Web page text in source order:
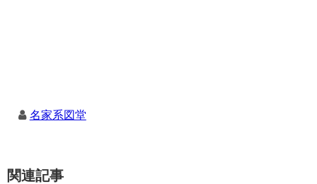
名家系図堂
関連記事